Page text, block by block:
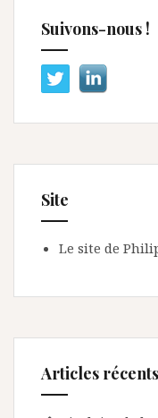
Suivons-nous !
Site
Le site de
Articles récents